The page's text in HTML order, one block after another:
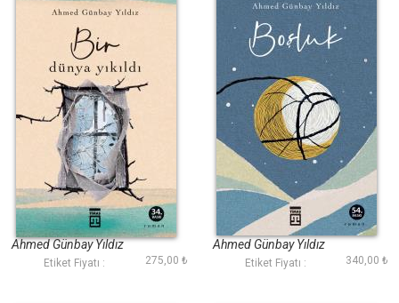
Bir Dünya Yıkıldı
Ahmed Günbay Yıldız
Etiket Fiyatı : 275,00 ₺
Boşluk
Ahmed Günbay Yıldız
Etiket Fiyatı : 340,00 ₺